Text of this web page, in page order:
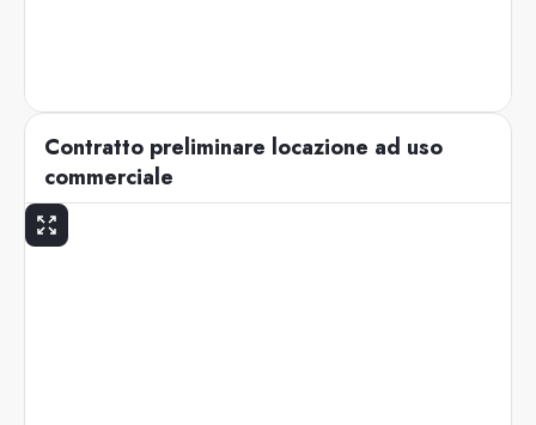
Contratto preliminare locazione ad uso
commerciale